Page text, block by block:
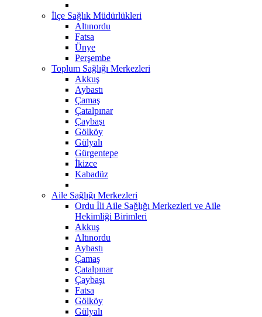
İlçe Sağlık Müdürlükleri
Altınordu
Fatsa
Ünye
Perşembe
Toplum Sağlığı Merkezleri
Akkuş
Aybastı
Çamaş
Çatalpınar
Çaybaşı
Gölköy
Gülyalı
Gürgentepe
İkizce
Kabadüz
Aile Sağlığı Merkezleri
Ordu İli Aile Sağlığı Merkezleri ve Aile
Hekimliği Birimleri
Akkuş
Altınordu
Aybastı
Çamaş
Çatalpınar
Çaybaşı
Fatsa
Gölköy
Gülyalı